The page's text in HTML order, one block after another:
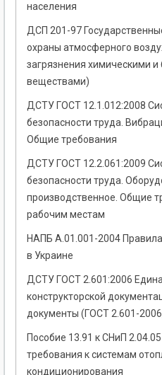
населения
ДСП 201-97
охраны атмосферного
загрязнения химическими и
веществами)
ДСТУ ГОСТ 12.1.012:2008
безопасности труда.
Общие требования
ДСТУ ГОСТ 12.2.061:2009
безопасности труда.
производственное. Общие
рабочим местам
НАПБ А.01.001-2004
в Украине
ДСТУ ГОСТ 2.601:2006
конструкторской
документы (ГОСТ 2.601-
Пособие 13.91 к СНиП
требования к системам
кондиционирования